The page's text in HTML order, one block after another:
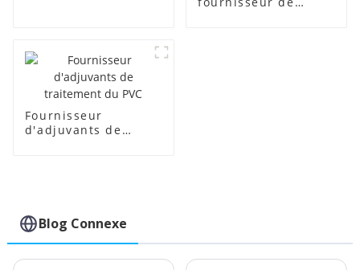
Fournisseur
d'adjuvants de
Blog Connexe